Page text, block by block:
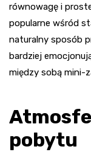
równowagę i
popularne wśród
naturalny sposób
bardziej
między sobą mini-
pobytu